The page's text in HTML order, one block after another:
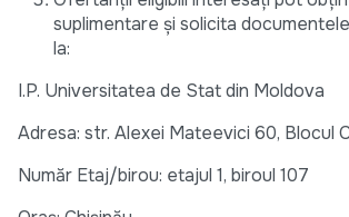
suplimentare și solicita
la:
I.P. Universitatea de Stat din Moldova
Adresa: str. Alexei Mateevici 60, Blocul
Număr Etaj/birou: etajul 1, biroul 107